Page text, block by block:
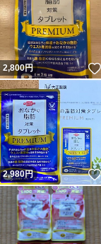
2,800円
2,980円